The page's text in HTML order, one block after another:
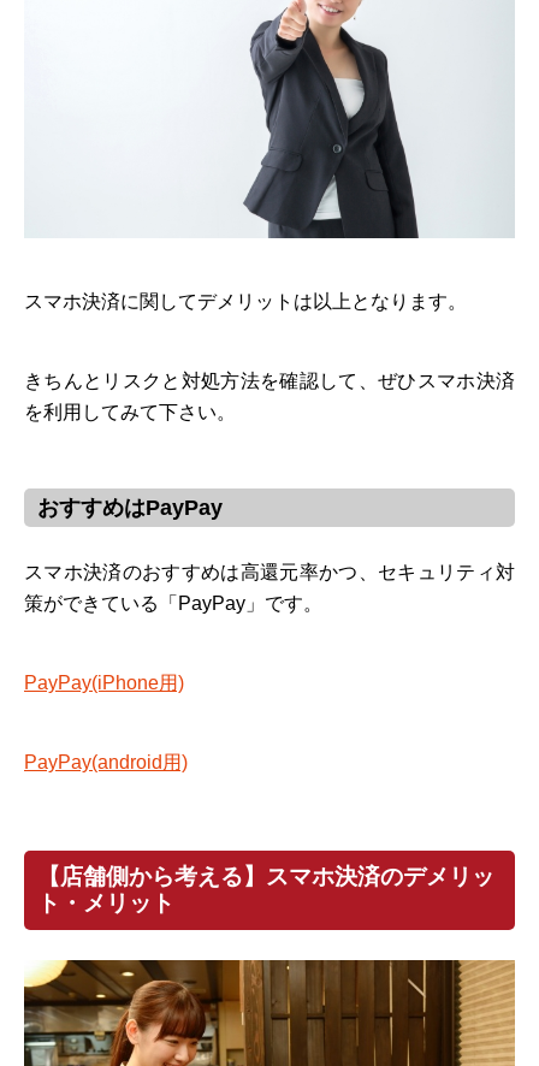
スマホ決済に関してデメリットは以上となります。
きちんとリスクと対処方法を確認して、ぜひスマホ決済
を利用してみて下さい。
おすすめはPayPay
スマホ決済のおすすめは高還元率かつ、セキュリティ対
策ができている「PayPay」です。
PayPay(iPhone用)
PayPay(android用)
【店舗側から考える】スマホ決済のデメリッ
ト・メリット